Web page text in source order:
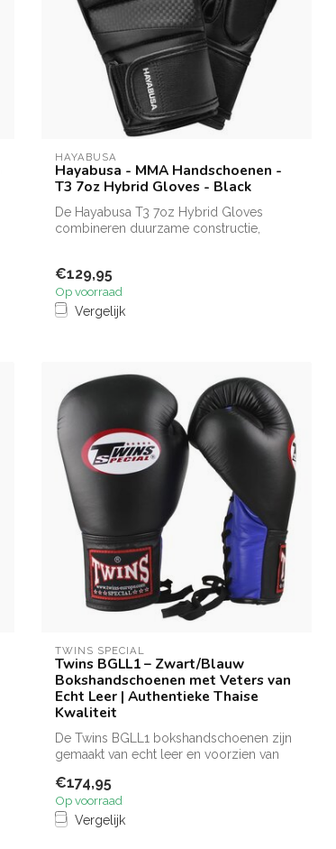
HAYABUSA
Hayabusa - MMA Handschoenen -
T3 7oz Hybrid Gloves - Black
De Hayabusa T3 7oz Hybrid Gloves
combineren duurzame constructie,
€129,95
Op voorraad
Vergelijk
TWINS SPECIAL
Twins BGLL1 – Zwart/Blauw
Bokshandschoenen met Veters van
Echt Leer | Authentieke Thaise
Kwaliteit
De Twins BGLL1 bokshandschoenen zijn
gemaakt van echt leer en voorzien van
€174,95
Op voorraad
Vergelijk